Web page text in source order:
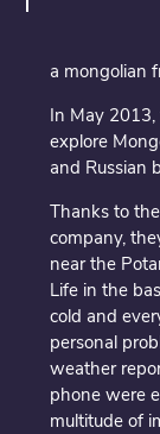
a mongolian
In May
explore
and Russian
Thanks to
company,
near the
Life in the
cold and
personal
weather
phone were
multitude of